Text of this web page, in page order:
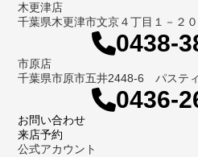
木更津店
千葉県木更津市文京４丁目１－２０
0438-
市原店
千葉県市原市五井2448-6 パステ
0436-
お問い合わせ
来店予約
公式アカウント